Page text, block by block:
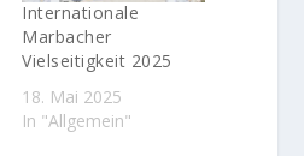
Internationale
Marbacher
Vielseitigkeit 2025
18. Mai 2025
In "Allgemein"